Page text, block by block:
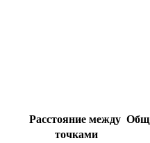
Расстояние между
точками